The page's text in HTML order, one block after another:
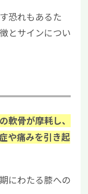
恐れもあるた
とサインについ
軟骨が摩耗し、
や痛みを引き起
にわたる膝への